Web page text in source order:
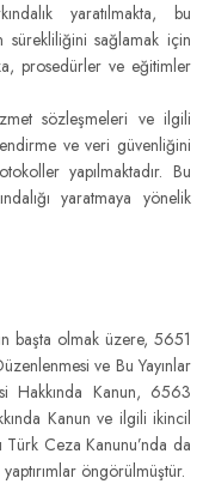
yaratılmakta, bu
sürekliliğini sağlamak için
prosedürler ve eğitimler
sözleşmeleri ve ilgili
ve veri güvenliğini
yapılmaktadır. Bu
yaratmaya yönelik
başta olmak üzere, 5651
ve Bu Yayınlar
Hakkında Kanun, 6563
Kanun ve ilgili ikincil
Türk Ceza Kanunu’nda da
öngörülmüştür.